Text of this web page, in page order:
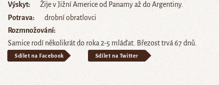
Výskyt
Žije v Jižní Americe od Panamy až do Argentiny.
Potrava
drobní obratlovci
Rozmnožování
Samice rodí několikrát do roka 2-5 mláďat. Březost trvá 67 dnů.
Sdílet na Facebook Sdílet na Twitter